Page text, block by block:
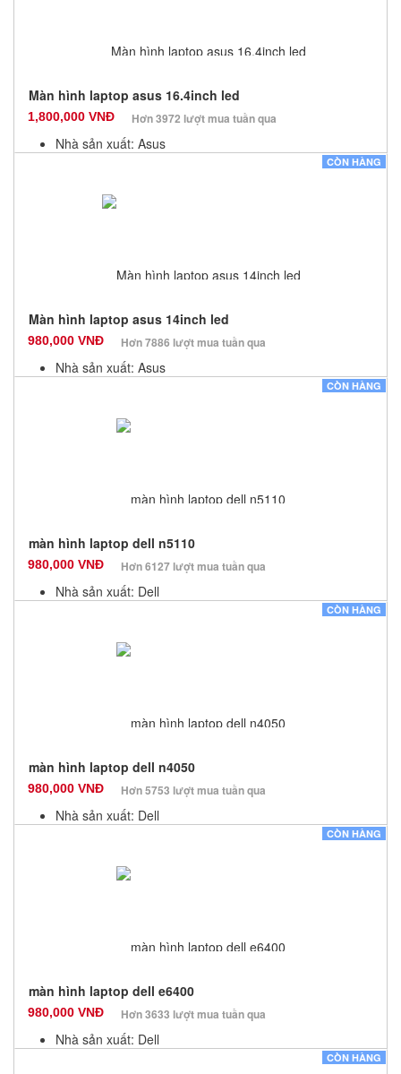
Màn hình laptop asus 16.4inch led
1,800,000 VNĐ Hơn 3972 lượt mua tuần qua
Nhà sản xuất: Asus
Số lượng: 100
CÒN HÀNG
Màn hình laptop asus 14inch led
980,000 VNĐ Hơn 7886 lượt mua tuần qua
Nhà sản xuất: Asus
Số lượng: 100
CÒN HÀNG
màn hình laptop dell n5110
980,000 VNĐ Hơn 6127 lượt mua tuần qua
Nhà sản xuất: Dell
Số lượng: 10
CÒN HÀNG
màn hình laptop dell n4050
980,000 VNĐ Hơn 5753 lượt mua tuần qua
Nhà sản xuất: Dell
Số lượng: 10
CÒN HÀNG
màn hình laptop dell e6400
980,000 VNĐ Hơn 3633 lượt mua tuần qua
Nhà sản xuất: Dell
CÒN HÀNG